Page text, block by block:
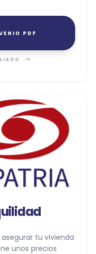
PDF
tu vivienda
unos precios